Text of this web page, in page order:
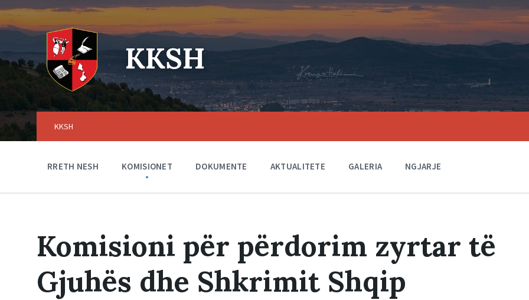
to
content
to
main
navigation
to
footer
KKSH
KKSH
RRETH NESH KOMISIONET DOKUMENTE AKTUALITETE GALERIA NGJARJE
Komisioni për përdorim zyrtar të
Gjuhës dhe Shkrimit Shqip